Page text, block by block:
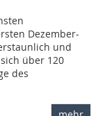
Dezember-
und
über 120
des